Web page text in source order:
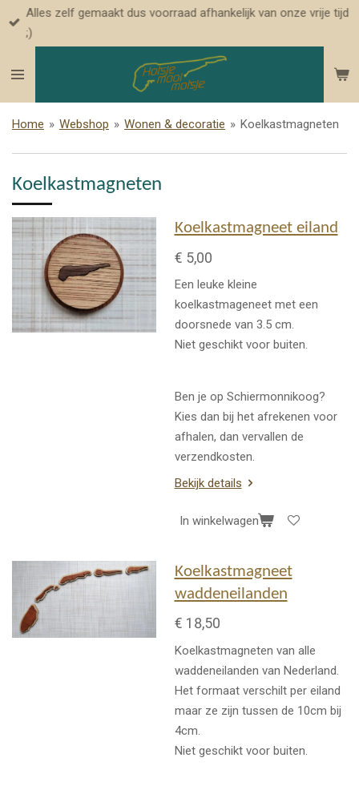
Ga
direct
de
Alles zelf gemaakt dus voorraad afhankelijk van onze vrije tijd
;)
Home » Webshop » Wonen & decoratie » Koelkastmagneten
Koelkastmagneten
Koelkastmagneet eiland
€ 5,00
Een leuke kleine
koelkastmageneet met een
doorsnede van 3.5 cm.
Niet geschikt voor buiten.
Ben je op Schiermonnikoog?
Kies dan bij het afrekenen voor
afhalen, dan vervallen de
verzendkosten.
Bekijk details
In winkelwagen
Koelkastmagneet
waddeneilanden
€ 18,50
Koelkastmagneten van alle
waddeneilanden van Nederland.
Het formaat verschilt per eiland
maar ze zijn tussen de 10cm bij
4cm.
Niet geschikt voor buiten.